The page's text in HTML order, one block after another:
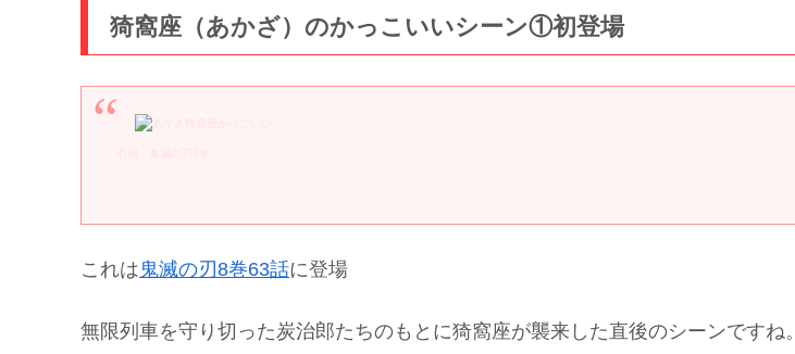
猗窩座（あかざ）のかっこいいシーン①初登場
これは 鬼滅の刃8巻63話に登場
無限列車を守り切った炭治郎たちのもとに猗窩座が襲来した直後のシーンですね。